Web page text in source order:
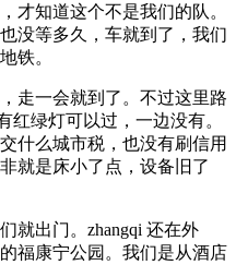
才知道这个不是我们的队。
没等多久，车就到了，我们
铁。
走一会就到了。不过这里路
红绿灯可以过，一边没有。
什么城市税，也没有刷信用
就是床小了点，设备旧了
就出门。zhangqi 还在外
福康宁公园。我们是从酒店